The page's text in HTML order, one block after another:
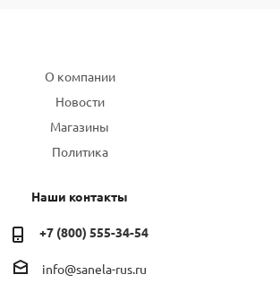
О компании
Новости
Магазины
Политика
Наши контакты
+7 (800) 555-34-54
info@sanela-rus.ru